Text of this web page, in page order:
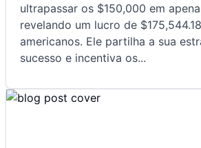
ultrapassar os $150,000 em
revelando um lucro de
americanos. Ele partilha a sua
sucesso e incentiva os...